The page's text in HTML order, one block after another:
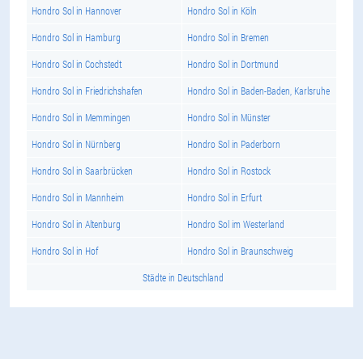
Hondro Sol in Hannover Hondro Sol in Köln
Hondro Sol in Hamburg Hondro Sol in Bremen
Hondro Sol in Cochstedt Hondro Sol in Dortmund
Hondro Sol in Friedrichshafen Hondro Sol in Baden-Baden, Karlsruhe
Hondro Sol in Memmingen Hondro Sol in Münster
Hondro Sol in Nürnberg Hondro Sol in Paderborn
Hondro Sol in Saarbrücken Hondro Sol in Rostock
Hondro Sol in Mannheim Hondro Sol in Erfurt
Hondro Sol in Altenburg Hondro Sol im Westerland
Hondro Sol in Hof Hondro Sol in Braunschweig
Städte in Deutschland